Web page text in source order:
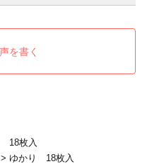
を書く
18枚入
>ゆかり 18枚入